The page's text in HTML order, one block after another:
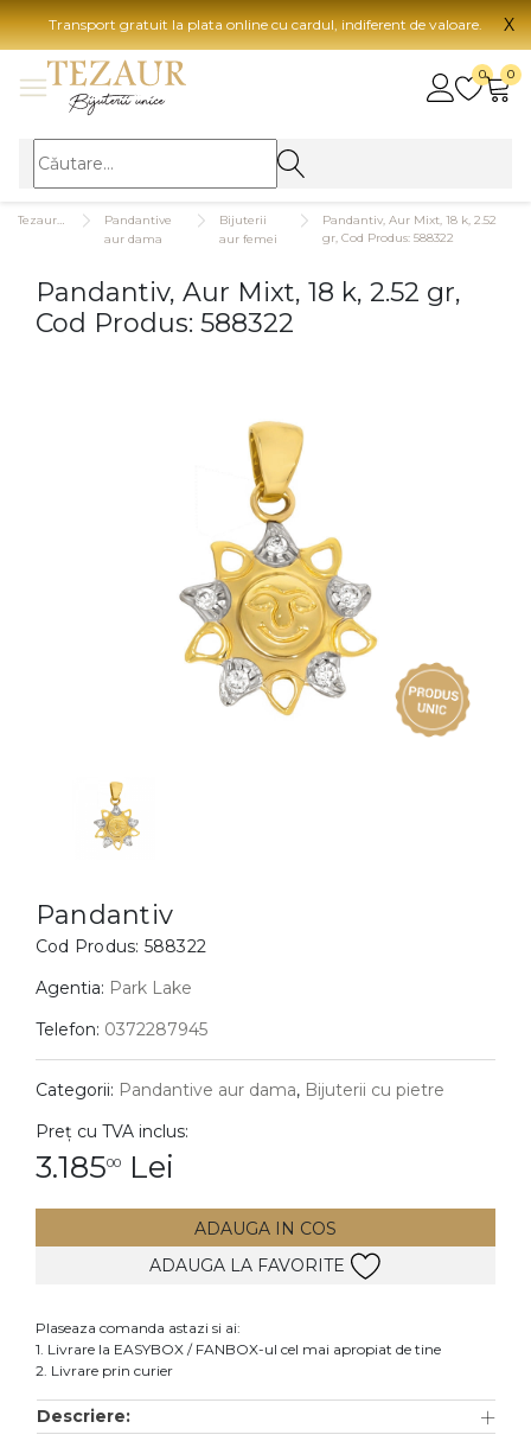
Transport gratuit la plata online cu cardul, indiferent de valoare. X
0 0
BIJUTERII
BIJUTERII FEMEI
Inele
Bratari
BIJUTERII COPII
Cercei
Bratari
Coliere
Lanturi
Pandantive
Inele
Cercei
Bratari
Lanturi
Pandantive
Accesorii
Pandantive
aur dama
Bijuterii
aur femei
Pandantiv, Aur Mixt, 18 k, 2.52
gr, Cod Produs: 588322
Pandantiv, Aur Mixt, 18 k, 2.52 gr,
Cod Produs: 588322
Pandantiv
Cod Produs: 588322
Agentia: Park Lake
Telefon: 0372287945
Categorii: Pandantive aur dama, Bijuterii cu pietre
Preț cu TVA inclus:
3.18500 Lei
ADAUGA IN COS
ADAUGA LA FAVORITE
Plaseaza comanda astazi si ai:
1. Livrare la EASYBOX / FANBOX-ul cel mai apropiat de tine
2. Livrare prin curier
Descriere: